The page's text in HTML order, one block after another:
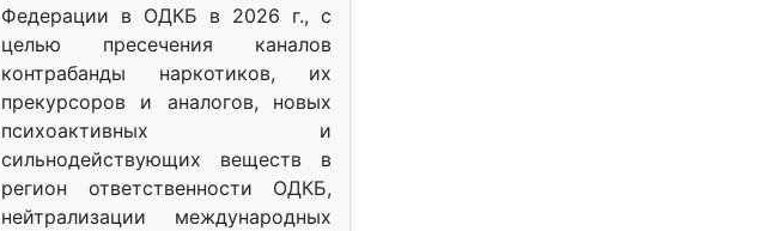
Федерации в ОДКБ в 2026 г., с
целью пресечения каналов
контрабанды наркотиков, их
прекурсоров и аналогов, новых
психоактивных и
сильнодействующих веществ в
регион ответственности ОДКБ,
нейтрализации международных